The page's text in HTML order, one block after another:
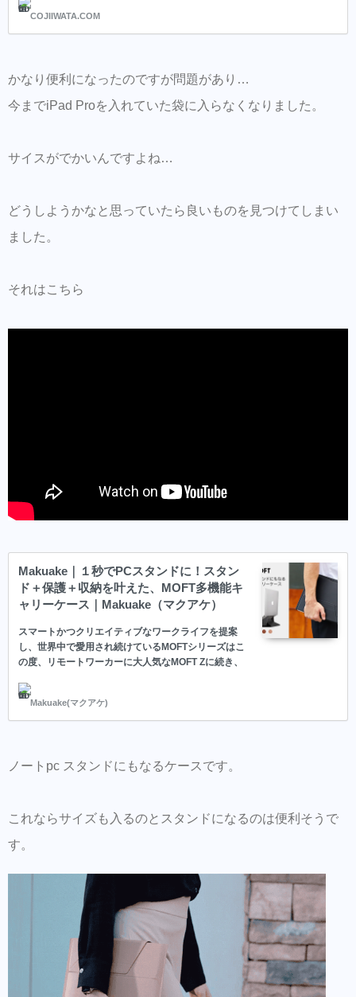
COJIIWATA.COM
かなり便利になったのですが問題があり…
今までiPad Proを入れていた袋に入らなくなりました。
サイスがでかいんですよね…
どうしようかなと思っていたら良いものを見つけてしまい
ました。
それはこちら
Makuake｜１秒でPCスタンドに！スタン
ド＋保護＋収納を叶えた、MOFT多機能キ
ャリーケース｜Makuake（マクアケ）
スマートかつクリエイティブなワークライフを提案
し、世界中で愛用され続けているMOFTシリーズはこ
の度、リモートワーカーに大人気なMOFT Zに続き、
めた「MOFT多機能キャリーケース」を公開致しま
す！ どんなノートPCでもスタイリッシュに持ち歩け
るMOFTキャリーケースと同時に、MOFT愛用者のお
Makuake(マクアケ)
ノートpc スタンドにもなるケースです。
これならサイズも入るのとスタンドになるのは便利そうで
す。